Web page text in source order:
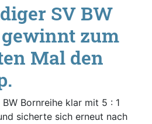
SV BW
zum
Mal den
Bornreihe klar mit 5 : 1
sicherte sich erneut nach